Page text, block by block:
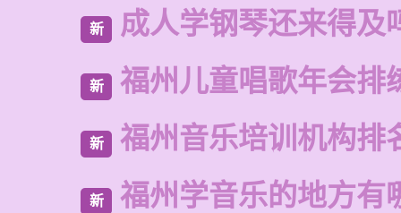
新 成人学钢琴还来得及
新 福州儿童唱歌年会排
新 福州音乐培训机构排
新 福州学音乐的地方有